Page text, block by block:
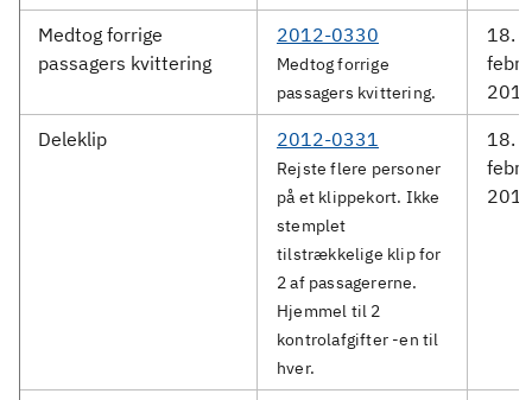
Medtog forrige
passagers kvittering
2012-0330
Medtog forrige
passagers kvittering.
18.
Deleklip
2012-0331
Rejste flere personer
på et klippekort. Ikke
stemplet
tilstrækkelige klip for
2 af passagererne.
Hjemmel til 2
kontrolafgifter -en til
hver.
18.